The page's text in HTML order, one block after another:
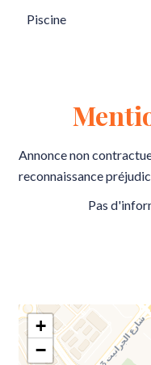
Piscine
Annonce non
reconnaissance
Pas
+
−